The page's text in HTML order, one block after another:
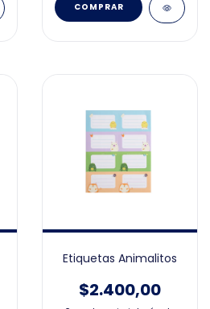
Etiquetas Animalitos
$2.400,00